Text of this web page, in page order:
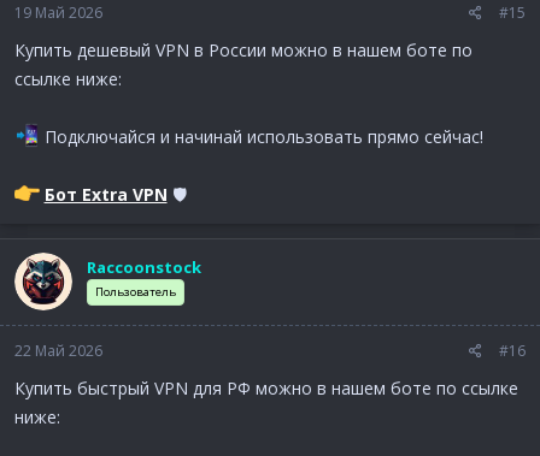
19 Май 2026 #15
Купить дешевый VPN в России можно в нашем боте по
ссылке ниже:
Подключайся и начинай использовать прямо сейчас!
Бот Extra VPN 🛡
Raccoonstock
Пользователь
22 Май 2026 #16
Купить быстрый VPN для РФ можно в нашем боте по ссылке
ниже: